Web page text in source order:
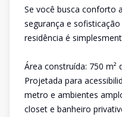
Se você busca conforto
segurança e
residência é
Área construída: 750 m²
Projetada para
metro e ambientes
closet e banheiro